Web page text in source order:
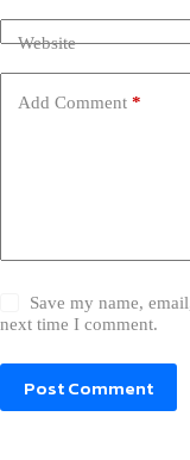
Website
Add Comment *
Save my name,
next time I comment.
Post Comment